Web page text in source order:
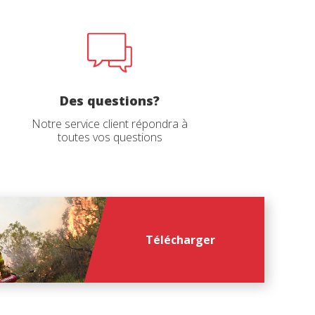
Des questions?
Notre service client répondra à
toutes vos questions
Télécharger